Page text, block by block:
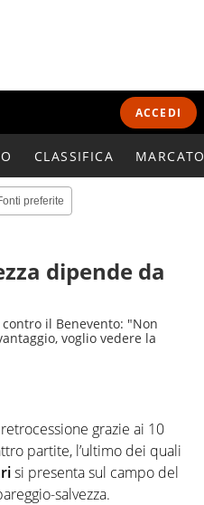
ACCEDI
CLASSIFICA
preferite
dipende da
il Benevento: "Non
voglio vedere la
grazie ai 10
partite, l’ultimo dei quali
si presenta sul campo del
salvezza.